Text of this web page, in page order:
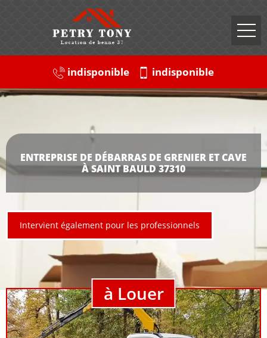
indisponible indisponible
ENTREPRISE DE DÉBARRAS DE GRENIER ET CAVE
À SAINT BAULD 37310
Intervient également pour les professionnels
à Louer